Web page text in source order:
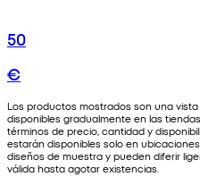
50
€
Los productos mostrados son una
disponibles gradualmente en las
términos de precio, cantidad y
estarán disponibles solo en
diseños de muestra y pueden diferir
válida hasta agotar existencias.